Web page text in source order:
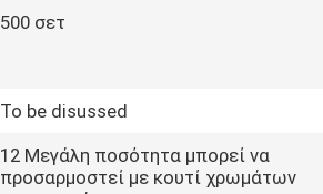
500 σετ
To be disussed
12 Μεγάλη ποσότητα μπορεί να
προσαρμοστεί με κουτί χρωμάτων